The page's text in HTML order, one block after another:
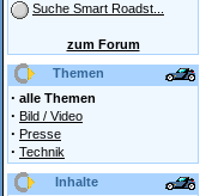
Suche Smart Roadst...
zum Forum
Themen
· alle Themen
· Bild / Video
· Presse
· Technik
Inhalte